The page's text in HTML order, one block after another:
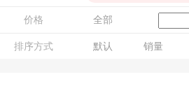
价格 全部
排序方式 默认 销量